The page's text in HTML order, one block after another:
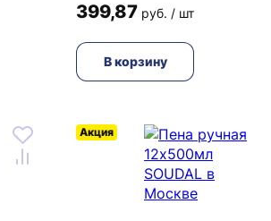
399,87 руб. / шт
В корзину
Акция